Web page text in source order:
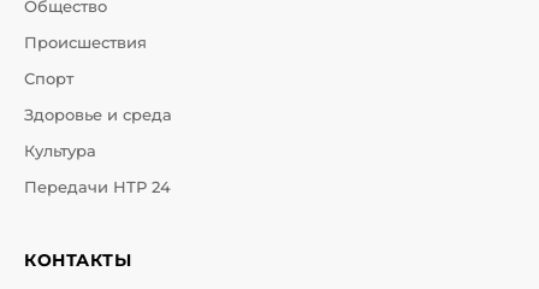
Общество
Происшествия
Спорт
Здоровье и среда
Культура
Передачи НТР 24
КОНТАКТЫ